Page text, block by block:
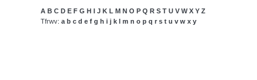
A B C D E F G H I J K L M N O P Q R S T U V W X Y Z
Tfrwv:a b c d e f g h i j k l m n o p q r s t u v w x y